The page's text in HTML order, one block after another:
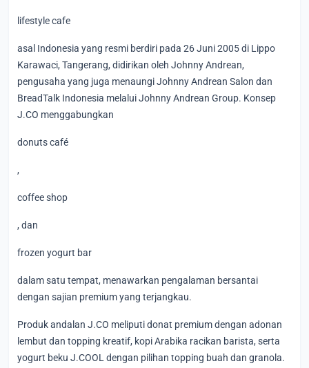
lifestyle cafe
asal Indonesia yang resmi berdiri pada 26 Juni 2005 di Lippo
Karawaci, Tangerang, didirikan oleh Johnny Andrean,
pengusaha yang juga menaungi Johnny Andrean Salon dan
BreadTalk Indonesia melalui Johnny Andrean Group. Konsep
J.CO menggabungkan
donuts café
,
coffee shop
, dan
frozen yogurt bar
dalam satu tempat, menawarkan pengalaman bersantai
dengan sajian premium yang terjangkau.
Produk andalan J.CO meliputi donat premium dengan adonan
lembut dan topping kreatif, kopi Arabika racikan barista, serta
yogurt beku J.COOL dengan pilihan topping buah dan granola.